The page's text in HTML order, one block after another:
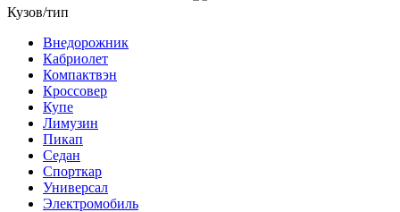
Кузов/тип
Внедорожник
Кабриолет
Компактвэн
Кроссовер
Купе
Лимузин
Пикап
Седан
Спорткар
Универсал
Электромобиль